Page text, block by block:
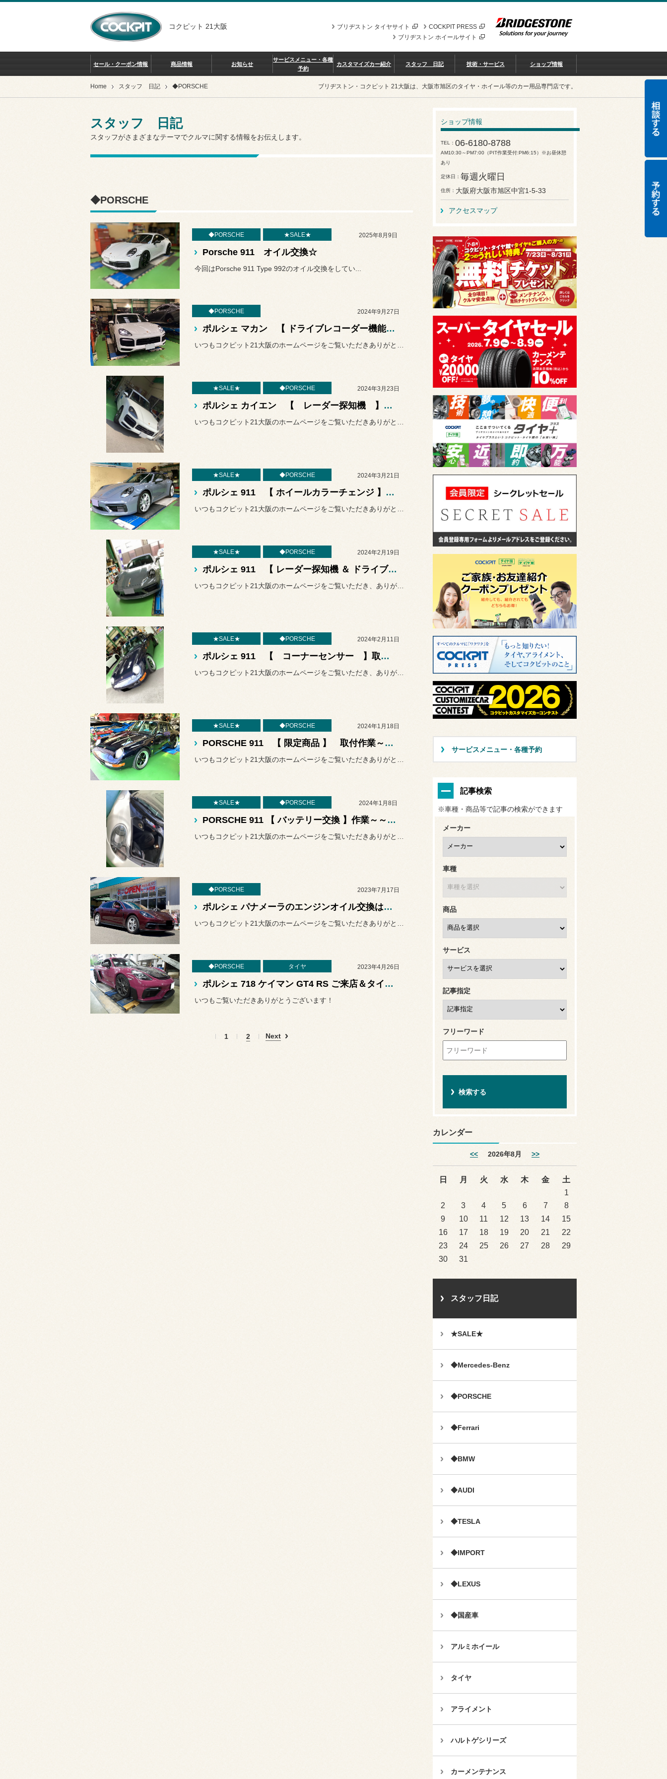
コクピット 21大阪 COCKPIT PRESS
ブリヂストン タイヤサイト
ブリヂストン ホイールサイト
セール・クーポン情報 商品情報 お知らせ
サービスメニュー・各種
予約
カスタマイズカー紹介 スタッフ 日記 技術・サービス ショップ情報
Home スタッフ 日記 ◆PORSCHE ブリヂストン・コクピット 21大阪は、大阪市旭区のタイヤ・ホイール等のカー用品専門店です。
スタッフ 日記
スタッフがさまざまなテーマでクルマに関する情報をお伝えします。
◆PORSCHE
◆PORSCHE ★SALE★ 2025年8月9日
Porsche 911 オイル交換☆
今回はPorsche 911 Type 992のオイル交換をしてい...
◆PORSCHE 2024年9月27日
ポルシェ マカン 【 ドライブレコーダー機能搭載 デジタルミラー 】取り付け作業 ～～♬ 輸入車の電装作業はコクピットにお任せください◎
★SALE★ ◆PORSCHE 2024年3月23日
ポルシェ カイエン 【 レーダー探知機 】 取り付け作業～～♬ 輸入車の電装品作業はコクピットにお任せください◎
★SALE★ ◆PORSCHE 2024年3月21日
ポルシェ 911 【 ホイールカラーチェンジ 】 作業～～♬ 輸入車のカスタム作業はコクピットにお任せください◎
★SALE★ ◆PORSCHE 2024年2月19日
ポルシェ 911 【 レーダー探知機 ＆ ドライブレコーダー 】 取付作業～～♬ 輸入車の電装作業はコクピットにお任せください◎
★SALE★ ◆PORSCHE 2024年2月11日
ポルシェ 911 【 コーナーセンサー 】取付作業～～♬ 輸入車の電装作業はコクピットにお任せください◎
★SALE★ ◆PORSCHE 2024年1月18日
PORSCHE 911 【 限定商品 】 取付作業～～♬ 輸入車の内装作業はコクピットにお任せください◎
★SALE★ ◆PORSCHE 2024年1月8日
PORSCHE 911 【 バッテリー交換 】作業～～♬ 輸入車のメンテナンス作業はコクピットにお任せください◎
◆PORSCHE 2023年7月17日
ポルシェ パナメーラのエンジンオイル交換はお任せ下さい♪ 輸入車向けエンジンオイル在庫ございます!!
◆PORSCHE タイヤ 2023年4月26日
ポルシェ 718 ケイマン GT4 RS ご来店＆タイヤ点検 Porsche 718 Cayman GT4 RS センターロック車
いつもご覧いただきありがとうございます！
1 2 Next
ショップ情報
TEL 06-6180-8788
AM10:30～PM7:00（PIT作業受付:PM6:15）※お昼休憩
あり
定休日 毎週火曜日
住所 大阪府大阪市旭区中宮1-5-33
アクセスマップ
サービスメニュー・各種予約
記事検索
※車種・商品等で記事の検索ができます
メーカー
車種
商品
サービス
記事指定
フリーワード
カレンダー
<< 2026年8月 >>
日 月 火 水 木 金
土
1
2
3 4 5 6 7
8
9
10 11 12 13 14
15
16
17 18 19 20 21
22
23
24 25 26 27 28
29
30
31
スタッフ日記
★SALE★
◆Mercedes-Benz
◆PORSCHE
◆Ferrari
◆BMW
◆AUDI
◆TESLA
◆IMPORT
◆LEXUS
◆国産車
アルミホイール
タイヤ
アライメント
ハルトゲシリーズ
カーメンテナンス